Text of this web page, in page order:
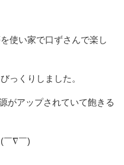
使い家で口ずさんで楽し
っくりしました。
がアップされていて飽きる
￣∇￣)